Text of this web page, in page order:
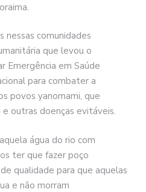
nessas comunidades
que levou o
Emergência em Saúde
para combater a
povos yanomami, que
outras doenças evitáveis.
água do rio com
ter que fazer poço
qualidade para que aquelas
e não morram